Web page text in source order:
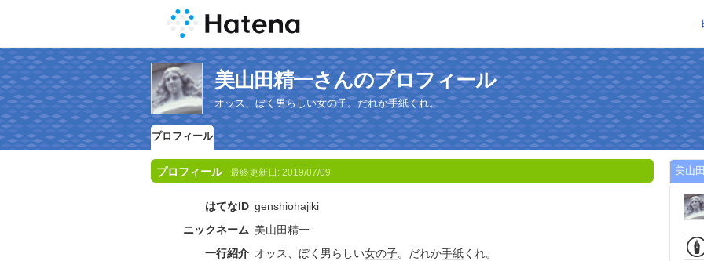
美山田精一さんのプロフィール
オッス、ぼく男らしい女の子。だれか手紙くれ。
プロフィール
プロフィール 最終更新日: 2019/07/09
はてなID genshiohajiki
ニックネーム 美山田精一
一行紹介 オッス、ぼく男らしい女の子。だれか手紙くれ。
美山